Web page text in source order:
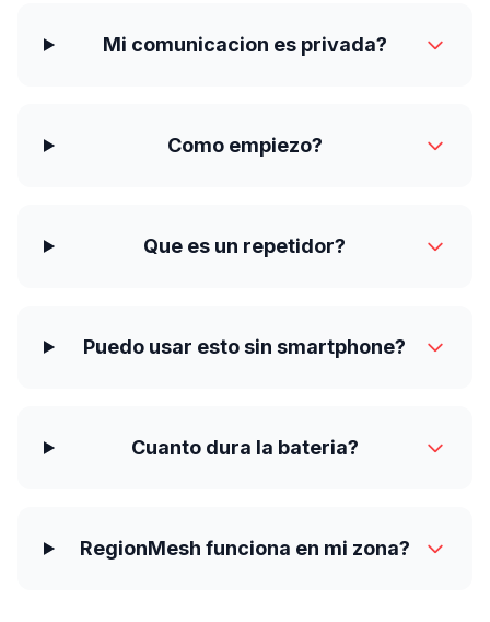
Mi comunicacion es privada?
Como empiezo?
Que es un repetidor?
Puedo usar esto sin smartphone?
Cuanto dura la bateria?
RegionMesh funciona en mi zona?